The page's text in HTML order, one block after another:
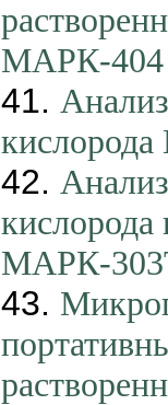
МАРК-404
41.
42.
кислорода
МАРК-
43.